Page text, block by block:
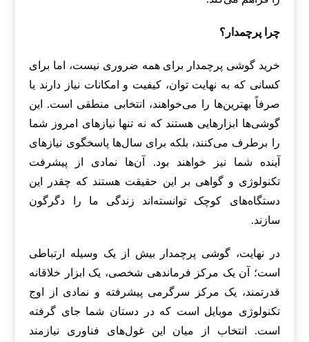
چرا پرچمدار؟
خرید گوشی پرچمدار برای همه ضروری نیست، اما برای
کسانی که به نهایت توان، کیفیت و امکانات نیاز دارند یا
صرفاً بهترین‌ها را می‌خواهند، انتخابی منطقی است. این
گوشی‌ها ابزارهایی هستند که نه تنها نیازهای امروز شما
را برطرف می‌کنند، بلکه برای سال‌ها پاسخگوی نیازهای
آینده شما نیز خواهند بود. آن‌ها نمادی از پیشرفت
تکنولوژی و گواهی بر این حقیقت هستند که چقدر این
دستگاه‌های کوچک توانسته‌اند زندگی ما را دگرگون
سازند.
در نهایت، گوشی پرچمدار بیش از یک وسیله ارتباطی
است؛ آن یک مرکز فرماندهی شخصی، یک ابزار خلاقانه
قدرتمند، یک مرکز سرگرمی پیشرفته و نمادی از اوج
تکنولوژی موبایل است که در دستان شما جای گرفته
است. انتخاب از میان این غول‌های فناوری نیازمند